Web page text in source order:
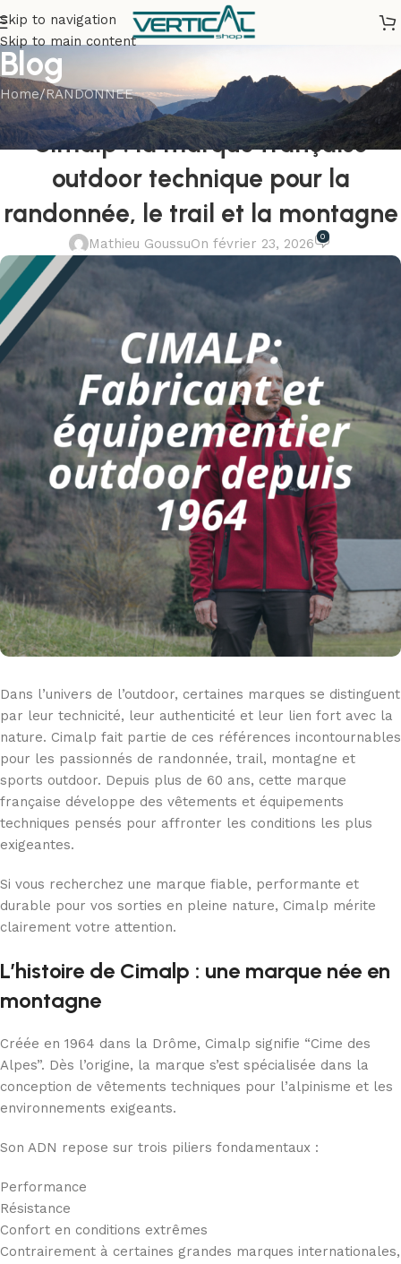
Skip to navigation
Skip to main content
Blog
Home RANDONNEE
RANDONNEE TRAIL
Cimalp : la marque française
outdoor technique pour la
randonnée, le trail et la montagne
Mathieu GoussuOn février 23, 2026 0
Dans l’univers de l’outdoor, certaines marques se distinguent
par leur technicité, leur authenticité et leur lien fort avec la
nature. Cimalp fait partie de ces références incontournables
pour les passionnés de randonnée, trail, montagne et
sports outdoor. Depuis plus de 60 ans, cette marque
française développe des vêtements et équipements
techniques pensés pour affronter les conditions les plus
exigeantes.
Si vous recherchez une marque fiable, performante et
durable pour vos sorties en pleine nature, Cimalp mérite
clairement votre attention.
L’histoire de Cimalp : une marque née en
montagne
Créée en 1964 dans la Drôme, Cimalp signifie “Cime des
Alpes”. Dès l’origine, la marque s’est spécialisée dans la
conception de vêtements techniques pour l’alpinisme et les
environnements exigeants.
Son ADN repose sur trois piliers fondamentaux :
Performance
Résistance
Confort en conditions extrêmes
Contrairement à certaines grandes marques internationales,